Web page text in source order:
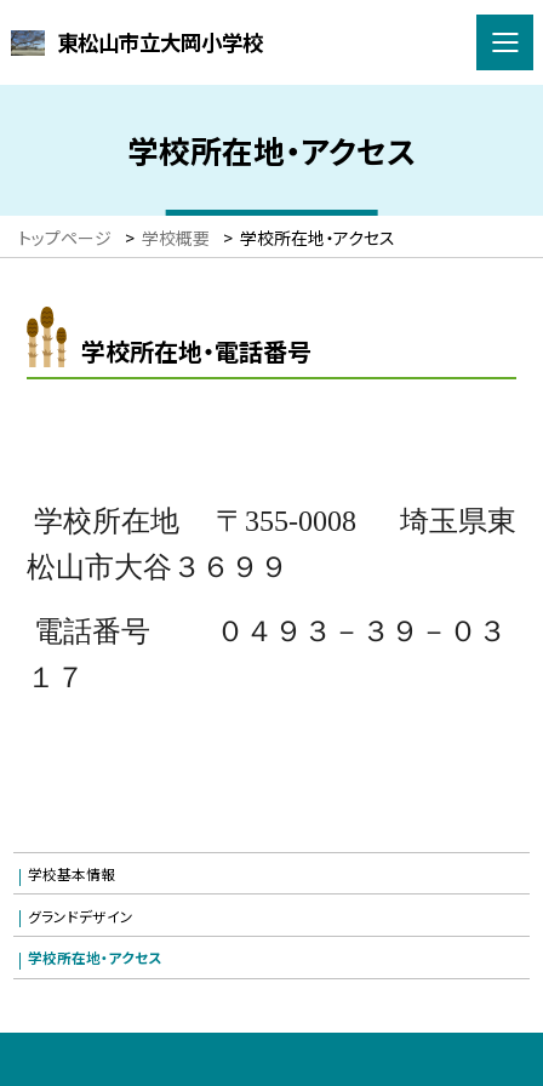
東松山市立大岡小学校
学校所在地・アクセス
トップページ > 学校概要 > 学校所在地・アクセス
学校所在地・電話番号
学校所在地 〒355-0008 埼玉県東
松山市大谷３６９９
電話番号 ０４９３－３９－０３
１７
学校基本情報
グランドデザイン
学校所在地・アクセス